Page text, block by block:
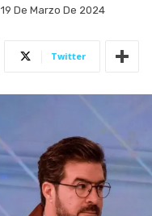
19 De Marzo De 2024
Twitter